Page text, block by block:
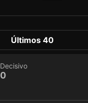
Últimos 40
Decisivo
0